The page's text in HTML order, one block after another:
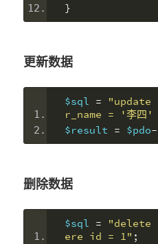
}
更新数据
$sql =
r_name = '李
$result = $pdo-
删除数据
$sql =
"delete
ere id = 1" ;